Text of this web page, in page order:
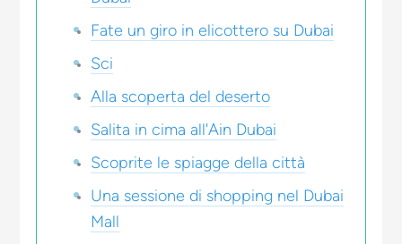
Fate un giro in elicottero su Dubai
Sci
Alla scoperta del deserto
Salita in cima all'Ain Dubai
Scoprite le spiagge della città
Una sessione di shopping nel Dubai
Mall